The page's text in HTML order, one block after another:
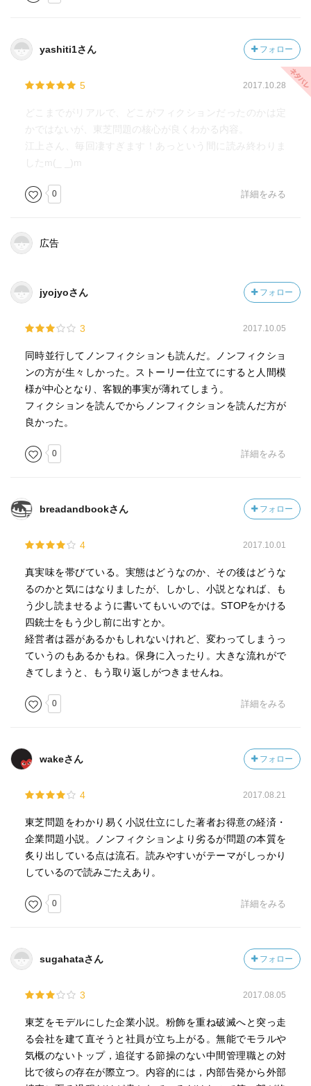
yashiti1さん フォロー
5 2017.10.28
どこまでがリアルで、どこがフィクションだったのかは定
かではないが、東芝問題の核心が良くわかる内容。
江上さん、毎回凄すぎます！あっという間に読み終わりま
したm(_ _)m
0 詳細をみる
広告
jyojyoさん フォロー
3 2017.10.05
同時並行してノンフィクションも読んだ。ノンフィクショ
ンの方が生々しかった。ストーリー仕立てにすると人間模
様が中心となり、客観的事実が薄れてしまう。
フィクションを読んでからノンフィクションを読んだ方が
良かった。
0 詳細をみる
breadandbookさん フォロー
4 2017.10.01
真実味を帯びている。実態はどうなのか、その後はどうな
るのかと気にはなりましたが、しかし、小説となれば、も
う少し読ませるように書いてもいいのでは。STOPをかける
四銃士をもう少し前に出すとか。
経営者は器があるかもしれないけれど、変わってしまうっ
ていうのもあるかもね。保身に入ったり。大きな流れがで
きてしまうと、もう取り返しがつきませんね。
0 詳細をみる
wakeさん フォロー
4 2017.08.21
東芝問題をわかり易く小説仕立にした著者お得意の経済・
企業問題小説。ノンフィクションより劣るが問題の本質を
炙り出している点は流石。読みやすいがテーマがしっかり
しているので読みごたえあり。
0 詳細をみる
sugahataさん フォロー
3 2017.08.05
東芝をモデルにした企業小説。粉飾を重ね破滅へと突っ走
る会社を建て直そうと社員が立ち上がる。無能でモラルや
気概のないトップ，追従する節操のない中間管理職との対
比で彼らの存在が際立つ。内容的には，内部告発から外部